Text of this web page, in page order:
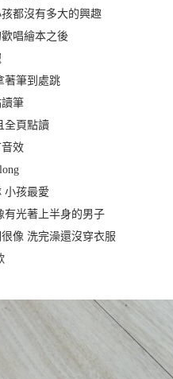
都沒有多大的興趣
唱繪本之後
著筆到處跳
筆
全頁點讀
效
小孩最愛
有光著上半身的男子
像 洗完澡還沒穿衣服